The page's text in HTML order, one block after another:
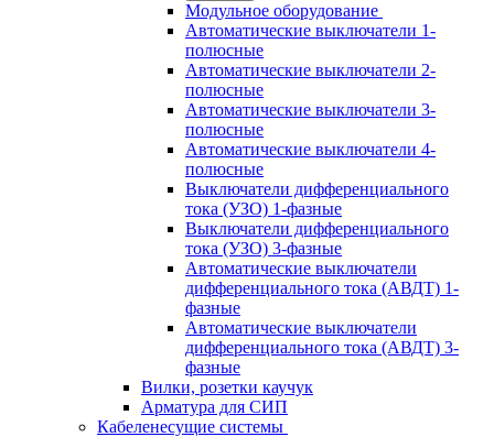
Модульное оборудование
Автоматические выключатели 1-
полюсные
Автоматические выключатели 2-
полюсные
Автоматические выключатели 3-
полюсные
Автоматические выключатели 4-
полюсные
Выключатели дифференциального
тока (УЗО) 1-фазные
Выключатели дифференциального
тока (УЗО) 3-фазные
Автоматические выключатели
дифференциального тока (АВДТ) 1-
фазные
Автоматические выключатели
дифференциального тока (АВДТ) 3-
фазные
Вилки, розетки каучук
Арматура для СИП
Кабеленесущие системы